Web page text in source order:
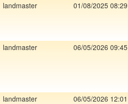
landmaster 01/08/2025 08:29
landmaster 06/05/2026 09:45
landmaster 06/05/2026 12:01